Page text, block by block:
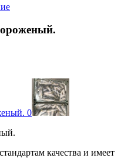
качества и имеет